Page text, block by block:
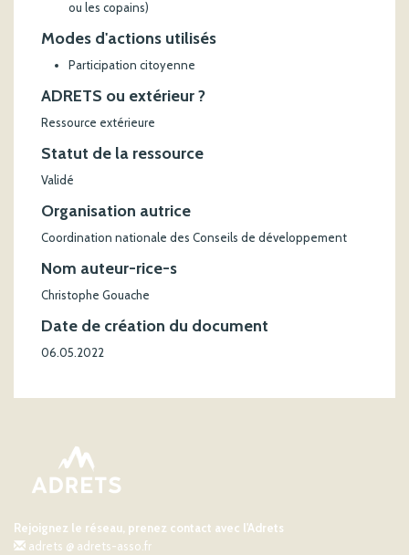
ou les copains)
Modes d'actions utilisés
Participation citoyenne
ADRETS ou extérieur ?
Ressource extérieure
Statut de la ressource
Validé
Organisation autrice
Coordination nationale des Conseils de développement
Nom auteur-rice-s
Christophe Gouache
Date de création du document
06.05.2022
Rejoignez le réseau, prenez contact avec l'Adrets
adrets @ adrets-asso.fr